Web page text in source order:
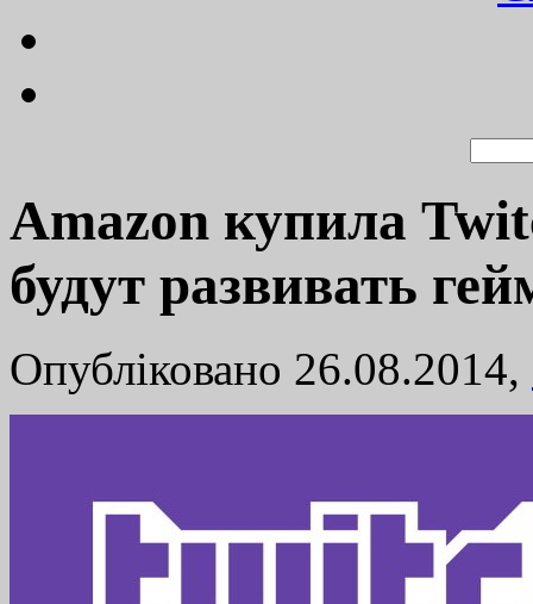
Amazon купила
будут развивать
Опубліковано 26.08.2014,